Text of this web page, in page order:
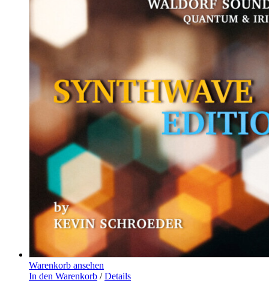
Warenkorb ansehen
In den Warenkorb / Details